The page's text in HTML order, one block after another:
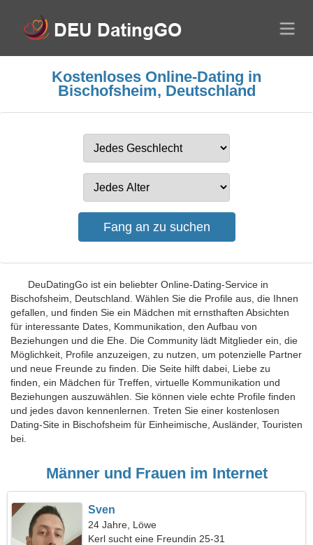
Kostenloses Online-Dating in
Bischofsheim, Deutschland
DeuDatingGo ist ein beliebter Online-Dating-Service in
Bischofsheim, Deutschland. Wählen Sie die Profile aus, die Ihnen
gefallen, und finden Sie ein Mädchen mit ernsthaften Absichten
für interessante Dates, Kommunikation, den Aufbau von
Beziehungen und die Ehe. Die Community lädt Mitglieder ein, die
Möglichkeit, Profile anzuzeigen, zu nutzen, um potenzielle Partner
und neue Freunde zu finden. Die Seite hilft dabei, Liebe zu
finden, ein Mädchen für Treffen, virtuelle Kommunikation und
Beziehungen auszuwählen. Sie können viele echte Profile finden
und jedes davon kennenlernen. Treten Sie einer kostenlosen
Dating-Site in Bischofsheim für Einheimische, Ausländer, Touristen
bei.
Männer und Frauen im Internet
Sven
24 Jahre, Löwe
Kerl sucht eine Freundin 25-31